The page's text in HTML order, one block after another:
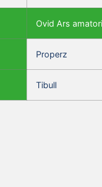
Ovid Ars
Properz
Tibull